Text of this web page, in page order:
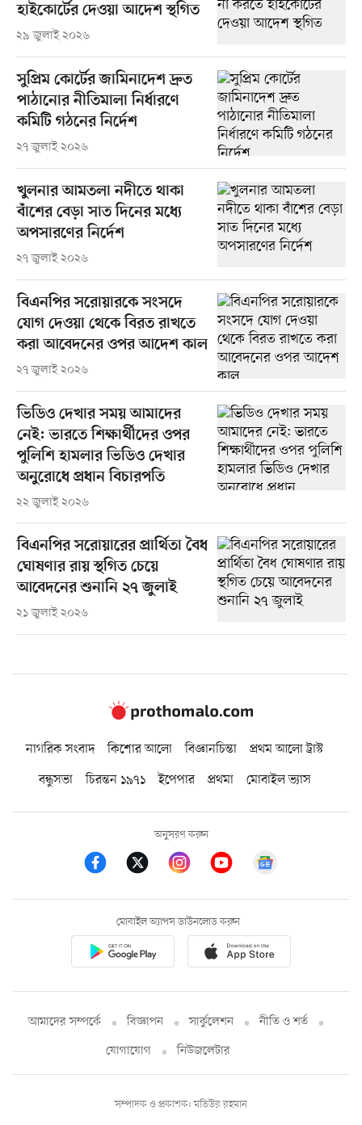
হাইকোর্টের দেওয়া আদেশ স্থগিত
২৯ জুলাই ২০২৬
সুপ্রিম কোর্টের জামিনাদেশ দ্রুত
পাঠানোর নীতিমালা নির্ধারণে
কমিটি গঠনের নির্দেশ
২৭ জুলাই ২০২৬
খুলনার আমতলা নদীতে থাকা
বাঁশের বেড়া সাত দিনের মধ্যে
অপসারণের নির্দেশ
২৭ জুলাই ২০২৬
বিএনপির সরোয়ারকে সংসদে
যোগ দেওয়া থেকে বিরত রাখতে
করা আবেদনের ওপর আদেশ কাল
২৭ জুলাই ২০২৬
ভিডিও দেখার সময় আমাদের
নেই: ভারতে শিক্ষার্থীদের ওপর
পুলিশি হামলার ভিডিও দেখার
অনুরোধে প্রধান বিচারপতি
২২ জুলাই ২০২৬
বিএনপির সরোয়ারের প্রার্থিতা বৈধ
ঘোষণার রায় স্থগিত চেয়ে
আবেদনের শুনানি ২৭ জুলাই
২১ জুলাই ২০২৬
নাগরিক সংবাদ কিশোর আলো বিজ্ঞানচিন্তা
প্রথম আলো ট্রাস্ট
বন্ধুসভা
চিরন্তন ১৯৭১ ইপেপার প্রথমা মোবাইল ভ্যাস
অনুসরণ করুন
মোবাইল অ্যাপস ডাউনলোড করুন
আমাদের সম্পর্কে বিজ্ঞাপন সার্কুলেশন
নীতি ও শর্ত
যোগাযোগ
নিউজলেটার
সম্পাদক ও প্রকাশক: মতিউর রহমান